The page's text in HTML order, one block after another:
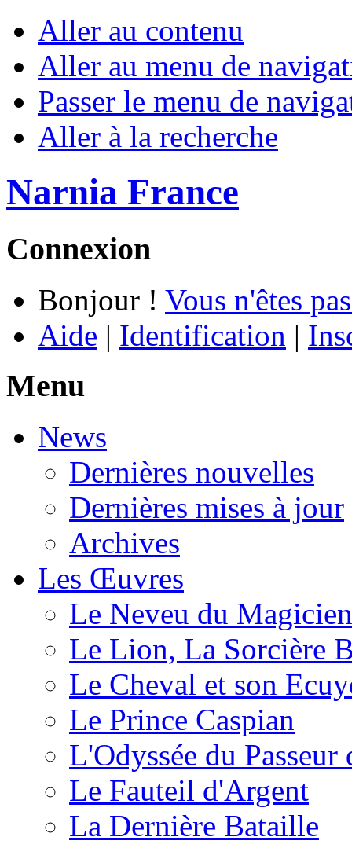
Aller au contenu
Aller au menu de
Passer le menu de
Aller à la recherche
Narnia France
Connexion
Bonjour ! Vous n'êtes
Aide | Identification |
Menu
News
Dernières nouvelles
Dernières mises à jour
Archives
Les Œuvres
Le Neveu du Magicien
Le Lion, La Sorcière
Le Cheval et son
Le Prince Caspian
L'Odyssée du
Le Fauteil d'Argent
La Dernière Bataille